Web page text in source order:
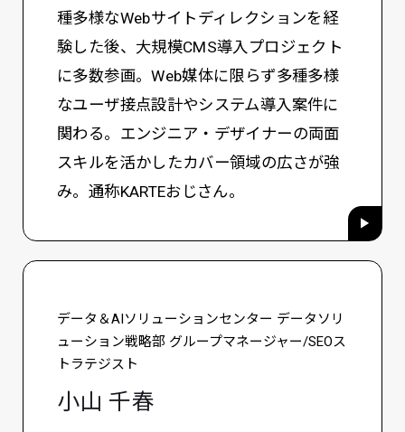
種多様なWebサイトディレクションを経
験した後、大規模CMS導入プロジェクト
に多数参画。Web媒体に限らず多種多様
なユーザ接点設計やシステム導入案件に
関わる。エンジニア・デザイナーの両面
スキルを活かしたカバー領域の広さが強
み。通称KARTEおじさん。
小山 千春
データ＆AIソリューションセンター データソリ
ューション戦略部 グループマネージャー/SEOス
トラテジスト